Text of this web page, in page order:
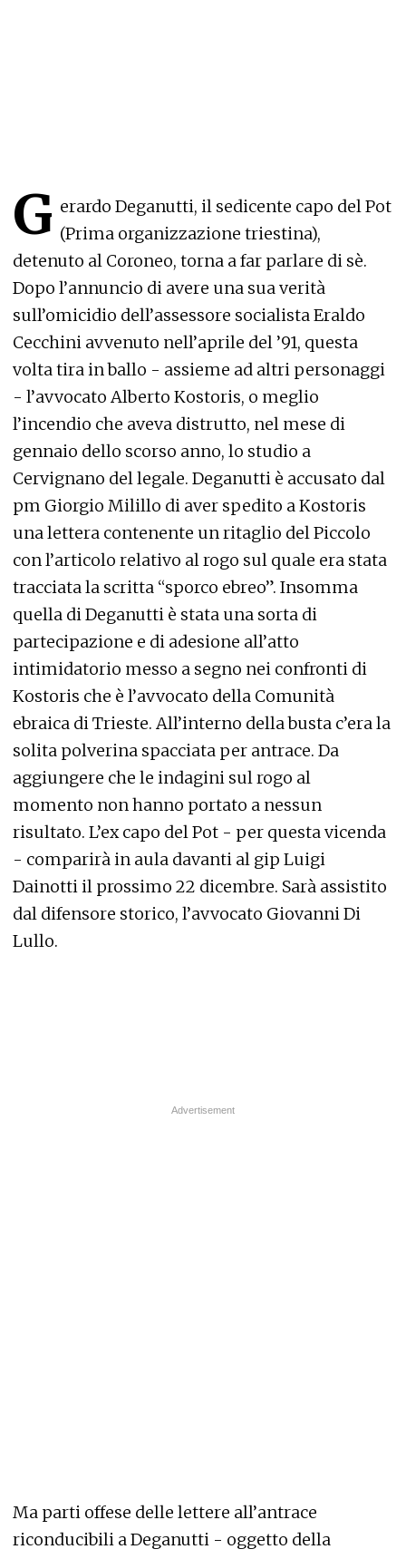
G erardo Deganutti, il sedicente capo del Pot
(Prima organizzazione triestina),
detenuto al Coroneo, torna a far parlare di sè.
Dopo l’annuncio di avere una sua verità
sull’omicidio dell’assessore socialista Eraldo
Cecchini avvenuto nell’aprile del ’91, questa
volta tira in ballo - assieme ad altri personaggi
- l’avvocato Alberto Kostoris, o meglio
l’incendio che aveva distrutto, nel mese di
gennaio dello scorso anno, lo studio a
Cervignano del legale. Deganutti è accusato dal
pm Giorgio Milillo di aver spedito a Kostoris
una lettera contenente un ritaglio del Piccolo
con l’articolo relativo al rogo sul quale era stata
tracciata la scritta “sporco ebreo”. Insomma
quella di Deganutti è stata una sorta di
partecipazione e di adesione all’atto
intimidatorio messo a segno nei confronti di
Kostoris che è l’avvocato della Comunità
ebraica di Trieste. All’interno della busta c’era la
solita polverina spacciata per antrace. Da
aggiungere che le indagini sul rogo al
momento non hanno portato a nessun
risultato. L’ex capo del Pot - per questa vicenda
- comparirà in aula davanti al gip Luigi
Dainotti il prossimo 22 dicembre. Sarà assistito
dal difensore storico, l’avvocato Giovanni Di
Lullo.
Ma parti offese delle lettere all’antrace
riconducibili a Deganutti - oggetto della